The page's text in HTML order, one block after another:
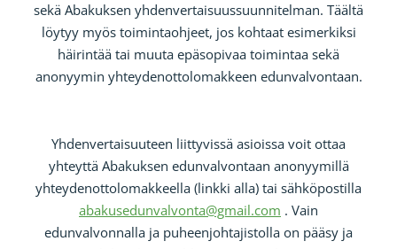
sekä Abakuksen yhdenvertaisuussuunnitelman. Täältä
löytyy myös toimintaohjeet, jos kohtaat esimerkiksi
häirintää tai muuta epäsopivaa toimintaa sekä
anonyymin yhteydenottolomakkeen edunvalvontaan.
Yhdenvertaisuuteen liittyvissä asioissa voit ottaa
yhteyttä Abakuksen edunvalvontaan anonyymillä
yhteydenottolomakkeella (linkki alla) tai sähköpostilla
abakusedunvalvonta@gmail.com . Vain
edunvalvonnalla ja puheenjohtajistolla on pääsy ja